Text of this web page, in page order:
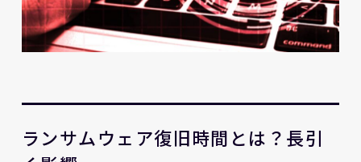
ランサムウェア復旧時間とは？長引